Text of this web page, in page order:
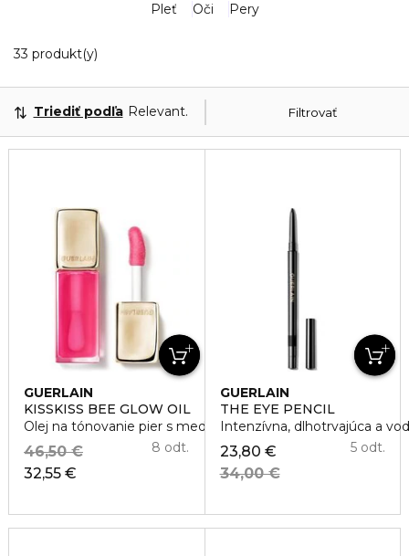
Pleť Oči Pery
33 produkt(y)
Filtrovať
Triediť podľa Relevantnosť
GUERLAIN
KISSKISS BEE GLOW OIL
Olej na tónovanie pier s medom
32,55 €
46,50 € 8 odt.
GUERLAIN
THE EYE PENCIL
Intenzívna, dlhotrvajúca a
23,80 €
34,00 €
5 odt.